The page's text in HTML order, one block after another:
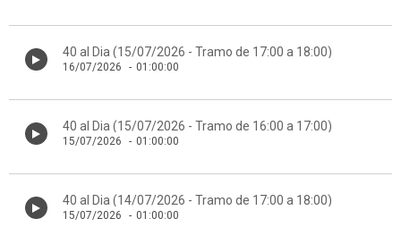
40 al Dia (15/07/2026 - Tramo de 17:00 a 18:00)
16/07/2026 - 01:00:00
40 al Dia (15/07/2026 - Tramo de 16:00 a 17:00)
15/07/2026 - 01:00:00
40 al Dia (14/07/2026 - Tramo de 17:00 a 18:00)
15/07/2026 - 01:00:00